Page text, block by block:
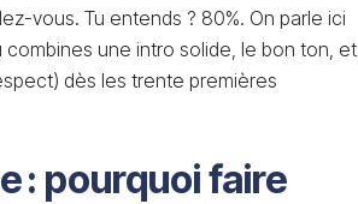
vous. Tu entends ? 80%. On parle ici
combines une intro solide, le bon ton, et
dès les trente premières
: pourquoi faire